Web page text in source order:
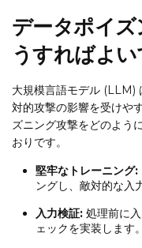
データポイ
うすればよ
大規模言語モデル (LLM)
対的攻撃の影響を受けや
ズニング攻撃をどのよう
おりです。
堅牢なトレーニング:
ングし、敵対的な入
入力検証: 処理前に
ェックを実装します。